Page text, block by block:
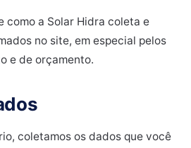
como a Solar Hidra coleta e
no site, em especial pelos
e de orçamento.
coletamos os dados que você